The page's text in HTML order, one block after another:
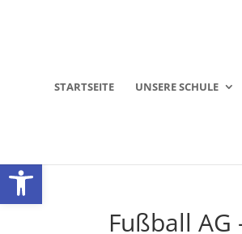
Werkzeugleiste öffnen
STARTSEITE UNSERE SCHULE
Fußball